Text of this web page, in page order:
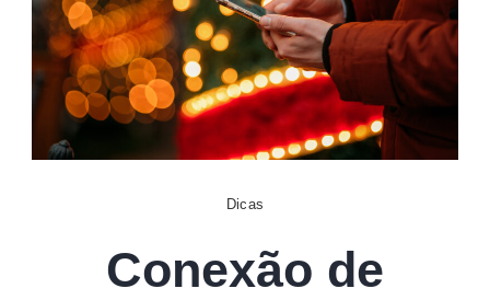
Academia
Digital
Dicas
Conexão de